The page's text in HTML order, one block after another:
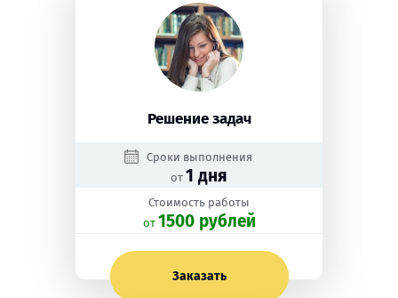
Решение задач
Сроки выполнения
от 1 дня
Стоимость работы
oт 1500 рублей
Заказать